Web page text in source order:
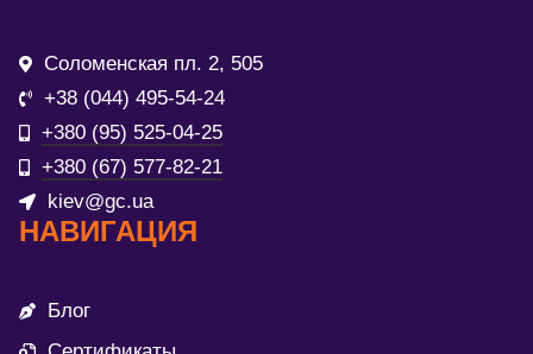
Соломенская пл. 2, 505
+38 (044) 495-54-24
+380 (95) 525-04-25
+380 (67) 577-82-21
kiev@gc.ua
НАВИГАЦИЯ
Блог